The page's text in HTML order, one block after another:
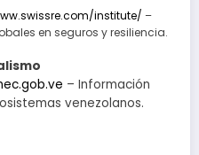
institute/ –
en seguros y resiliencia.
– Información
venezolanos.